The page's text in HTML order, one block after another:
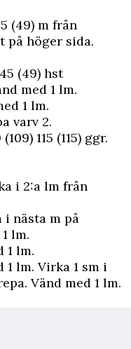
(49) m från
på höger sida.
(49) hst
med 1 lm.
1 lm.
varv 2.
115 (115) ggr.
i 2:a lm från
i nästa m på
lm.
1 lm.
1 lm. Virka 1 sm i
Vänd med 1 lm.